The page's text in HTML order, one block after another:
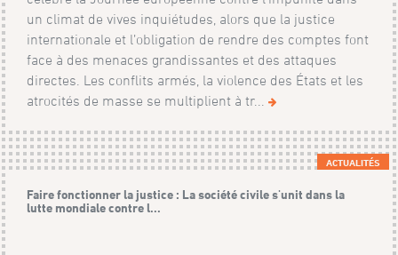
un climat de vives inquiétudes, alors que la justice
internationale et l’obligation de rendre des comptes font
face à des menaces grandissantes et des attaques
directes. Les conflits armés, la violence des États et les
atrocités de masse se multiplient à tr...
ACTUALITÉS
Faire fonctionner la justice : La société civile s'unit dans la
lutte mondiale contre l...